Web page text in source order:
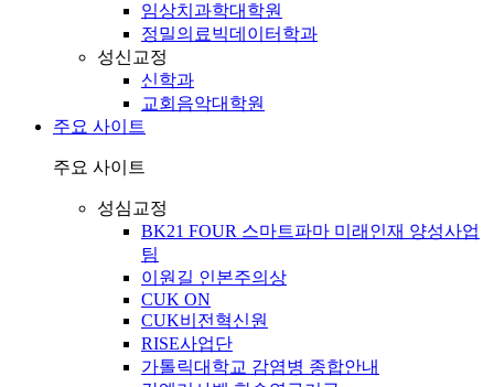
임상치과학대학원
정밀의료빅데이터학과
성신교정
신학과
교회음악대학원
주요 사이트
주요 사이트
성심교정
BK21 FOUR 스마트파마 미래인재 양성사업
팀
이원길 인본주의상
CUK ON
CUK비전혁신원
RISE사업단
가톨릭대학교 감염병 종합안내